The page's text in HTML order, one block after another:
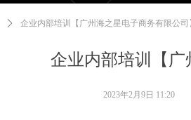
企业内部培训【
ꄲ 企业内部培训【广州海之星电子商务有限公司
2023年2月9日 11:20